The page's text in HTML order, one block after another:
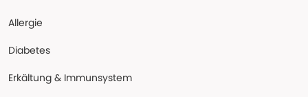
Allergie
Diabetes
Erkältung & Immunsystem